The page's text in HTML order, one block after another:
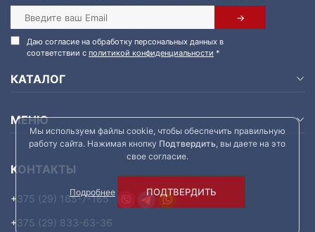
Даю согласие на обработку персональных данных в
соответствии с политикой конфиденциальности *
КАТАЛОГ
МЕНЮ
КОНТАКТЫ
+375 (29) 165-7-165
+375 (29) 833-63-36
Мы используем файлы cookie, чтобы обеспечить правильную
работу сайта. Нажимая кнопку Подтвердить, вы даете на это
свое согласие.
Подробнее ПОДТВЕРДИТЬ